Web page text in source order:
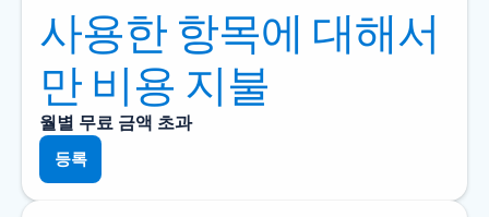
사용한 항목에 대해서
만 비용 지불
월별 무료 금액 초과
등록